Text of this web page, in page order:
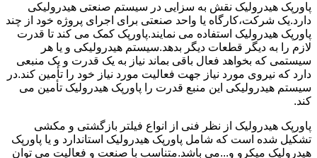
پاورپک هیدرولیک نقش به سزایی در سیستم صنعتی هیدرولیکی
دارد.یک شرکت،کارگاه یا واحد صنعتی برای اجرای پروژه خود از چند
پاورپک هیدرولیک استفاده می نمایند.پاورپک کمک می کند تا قدرت
لازم را به دیگر قطعات دیگر بدهد.سیستم هیدرولیکی و یا هر
سیستمی که بخواهد فعال باقی بماند نیاز به یک قدرت و یک منبعی
دارد که نیروی مورد نیاز جهت فعالیت مورد نیاز خود را تأمین کند.در
سیستم هیدرولیکی این منبع قدرت را پاورپک هیدرولیک تأمین می
کند.
پاورپک هیدرولیک از نظر فنی از انواع فیلتر بازگشتی و مکشی
تشکیل شده است که شامل پاورپک هیدرولیک استاندارد و یا پاورپک
هیدرولیک میکرو و...می باشد.متناسب با صنعت و فعالیت می توان